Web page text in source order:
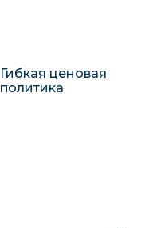
Гибкая ценовая
политика